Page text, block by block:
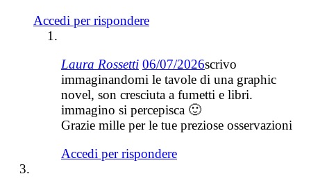
Accedi per rispondere
Laura Rossetti 06/07/2026scrivo
immaginandomi le tavole di una graphic
novel, son cresciuta a fumetti e libri.
immagino si percepisca 🙂
Grazie mille per le tue preziose osservazioni
Accedi per rispondere